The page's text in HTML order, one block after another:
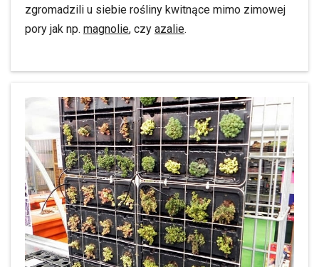
zgromadzili u siebie rośliny kwitnące mimo zimowej
pory jak np. magnolie, czy azalie.